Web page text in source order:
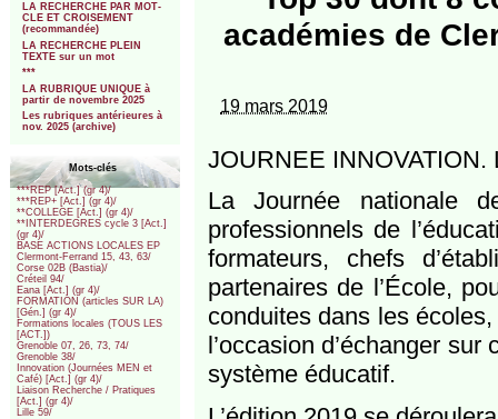
LA RECHERCHE PAR MOT-
CLE ET CROISEMENT
(recommandée)
LA RECHERCHE PLEIN
TEXTE sur un mot
***
LA RUBRIQUE UNIQUE à
partir de novembre 2025
Les rubriques antérieures à
nov. 2025 (archive)
Mots-clés
***REP [Act.] (gr 4)/
***REP+ [Act.] (gr 4)/
**COLLEGE [Act.] (gr 4)/
**INTERDEGRES cycle 3 [Act.]
(gr 4)/
BASE ACTIONS LOCALES EP
Clermont-Ferrand 15, 43, 63/
Corse 02B (Bastia)/
Créteil 94/
Eana [Act.] (gr 4)/
FORMATION (articles SUR LA)
[Gén.] (gr 4)/
Formations locales (TOUS LES
[ACT.])
Grenoble 07, 26, 73, 74/
Grenoble 38/
Innovation (Journées MEN et
Café) [Act.] (gr 4)/
Liaison Recherche / Pratiques
[Act.] (gr 4)/
Lille 59/
académies de
19 mars 2019
JOURNEE INNOVATION.
La Journée nationale
professionnels de
formateurs, chefs
partenaires de l’École,
conduites dans les
l’occasion d’échanger
système éducatif.